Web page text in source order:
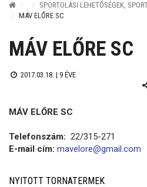
SPORTOLÁSI LEHETŐSÉGEK,
MÁV ELŐRE SC
MÁV ELŐRE SC
2017.03.18. | 9 ÉVE
MÁV ELŐRE SC
Telefonszám: 22/315-271
E-mail cím: mavelore@gmail.com
NYITOTT TORNATERMEK